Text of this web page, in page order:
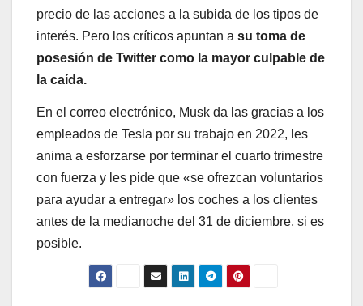
precio de las acciones a la subida de los tipos de
interés. Pero los críticos apuntan a su toma de
posesión de Twitter como la mayor culpable de
la caída.
En el correo electrónico, Musk da las gracias a los
empleados de Tesla por su trabajo en 2022, les
anima a esforzarse por terminar el cuarto trimestre
con fuerza y les pide que «se ofrezcan voluntarios
para ayudar a entregar» los coches a los clientes
antes de la medianoche del 31 de diciembre, si es
posible.